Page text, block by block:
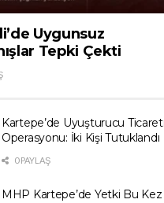
Uygunsuz
Tepki Çekti
Kartepe’de Uyuşturucu Ticareti
Operasyonu: İki Kişi Tutuklandı
0 PAYLAŞ
MHP Kartepe’de Yetki Bu Kez